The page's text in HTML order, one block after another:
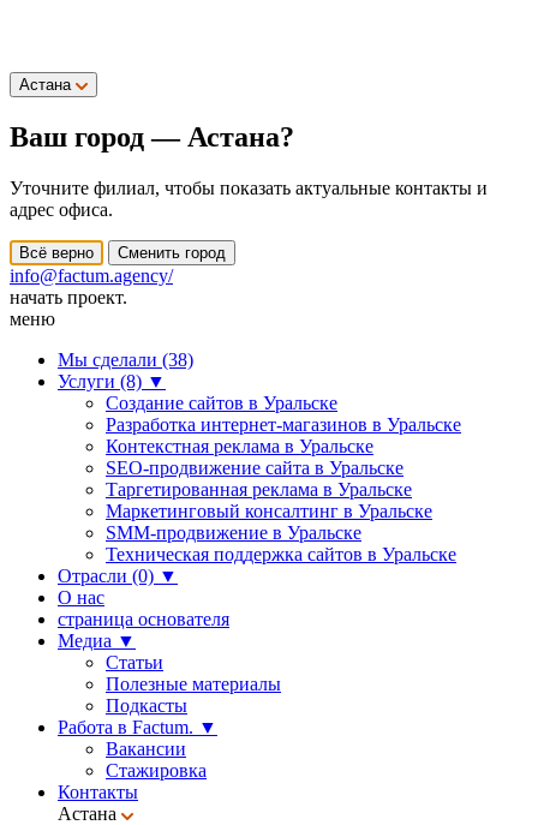
Астана
Ваш город — Астана?
Уточните филиал, чтобы показать актуальные контакты и
адрес офиса.
Всё верно Сменить город
info@factum.agency/
начать проект.
меню
Мы сделали (38)
Услуги (8) ▼
Создание сайтов в Уральске
Разработка интернет-магазинов в Уральске
Контекстная реклама в Уральске
SEO-продвижение сайта в Уральске
Таргетированная реклама в Уральске
Маркетинговый консалтинг в Уральске
SMM-продвижение в Уральске
Техническая поддержка сайтов в Уральске
Отрасли (0) ▼
О нас
страница основателя
Медиа ▼
Статьи
Полезные материалы
Подкасты
Работа в Factum. ▼
Вакансии
Стажировка
Контакты
Астана